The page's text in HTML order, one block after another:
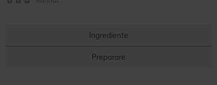
Ingrediente
Preparare